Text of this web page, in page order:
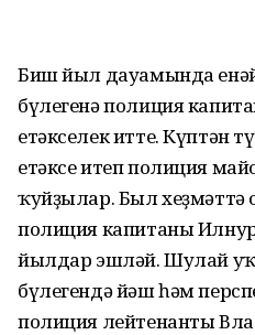
Биш йыл дауамында
бүлегенә полиция
етәкселек итте. Күптән
етәксе итеп полиция
ҡуйҙылар. Был
полиция капитаны
йылдар эшләй. Шулай уҡ
бүлегендә йәш һәм
полиция лейтенанты